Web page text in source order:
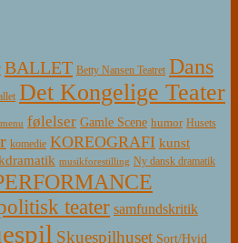
BALLET Betty Nansen Teatret Dans
Det Kongelige Teater
følelser Gamle Scene humor Husets
komedie KOREOGRAFI kunst
musikforestilling Ny dansk dramatik
teater samfundskritik
Skuespilhuset Sort/Hvid